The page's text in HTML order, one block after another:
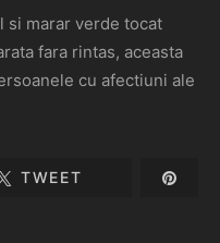
si marar verde tocat
fara rintas, aceasta
cu afectiuni ale
TWEET